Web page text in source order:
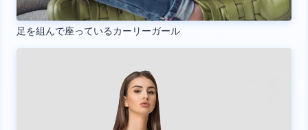
足を組んで座っているカーリーガール